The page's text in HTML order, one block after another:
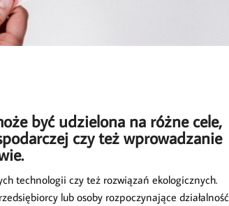
być udzielona na różne cele,
czy też wprowadzanie
technologii czy też rozwiązań ekologicznych.
lub osoby rozpoczynające działalność